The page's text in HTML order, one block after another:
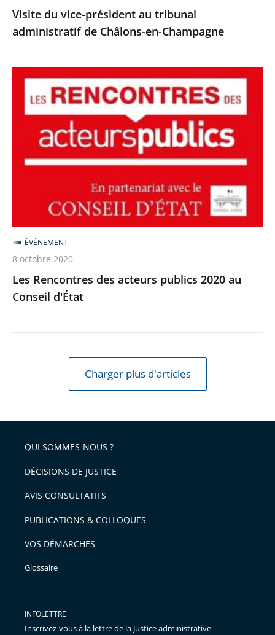
Visite du vice-président au tribunal
administratif de Châlons-en-Champagne
Les
Rencontres
acteurs
publics
2020
Les Rencontres des acteurs publics 2020 au
Conseil d'État
ÉVÉNEMENT
8 octobre 2020
Charger plus d'articles
QUI SOMMES-NOUS ?
DÉCISIONS DE JUSTICE
AVIS CONSULTATIFS
PUBLICATIONS & COLLOQUES
VOS DÉMARCHES
Glossaire
INFOLETTRE
Inscrivez-vous à la lettre de la Justice administrative